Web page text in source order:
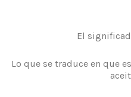
El
Lo que se traduce en que